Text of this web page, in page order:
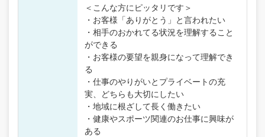
＜こんな方にピッタリです＞
・お客様「ありがとう」と言われたい
・相手のおかれてる状況を理解すること
ができる
・お客様の要望を親身になって理解でき
る
・仕事のやりがいとプライベートの充
実、どちらも大切にしたい
・地域に根ざして長く働きたい
・健康やスポーツ関連のお仕事に興味が
ある